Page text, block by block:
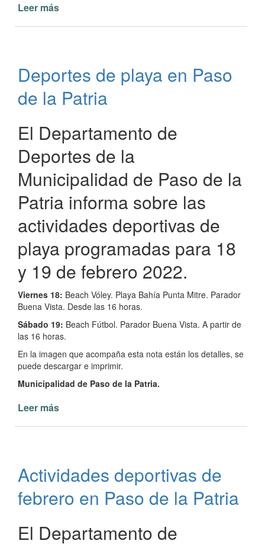
Leer más
para
actividades
deportivas
Deportes de playa en Paso
de la Patria
El Departamento de
Deportes de la
Municipalidad de Paso de la
Patria informa sobre las
actividades deportivas de
playa programadas para 18
y 19 de febrero 2022.
Viernes 18: Beach Vóley. Playa Bahía Punta Mitre. Parador
Buena Vista. Desde las 16 horas.
Sábado 19: Beach Fútbol. Parador Buena Vista. A partir de
las 16 horas.
En la imagen que acompaña esta nota están los detalles, se
puede descargar e imprimir.
Municipalidad de Paso de la Patria.
Leer más
Paso
de
la
Actividades deportivas de
febrero en Paso de la Patria
El Departamento de